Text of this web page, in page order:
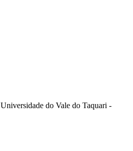
Universidade do Vale do Taquari -